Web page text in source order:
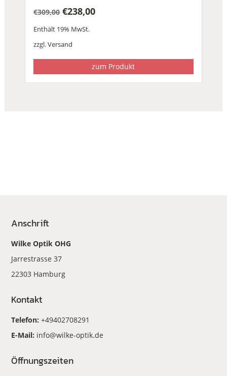
€309,00
Preis
war:
€238,00
Preis
ist:
Enthält 19% MwSt.
zzgl.Versand
zum Produkt
Anschrift
Wilke Optik OHG
Jarrestrasse 37
22303 Hamburg
Kontakt
Telefon:+49402708291
E-Mail: info@wilke-optik.de
Öffnungszeiten